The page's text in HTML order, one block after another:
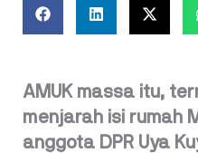
AMUK massa itu,
menjarah isi rumah
anggota DPR Uya